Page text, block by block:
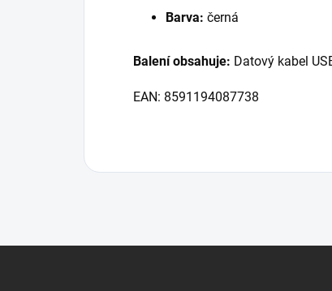
Barva: černá
Balení obsahuje: Datový kabel
EAN: 8591194087738